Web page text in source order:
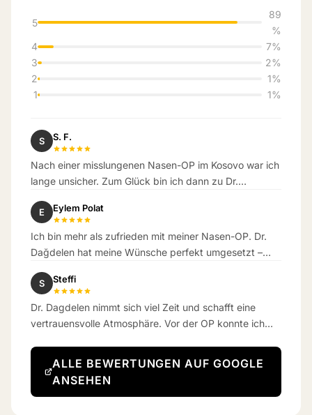
5
89
%
4
7%
3
2%
2
1%
1
1%
S S. F.
Nach einer misslungenen Nasen-OP im Kosovo war ich
lange unsicher. Zum Glück bin ich dann zu Dr.
Erwartungen übertroffen.
E Eylem Polat
Ich bin mehr als zufrieden mit meiner Nasen-OP. Dr.
Dağdelen hat meine Wünsche perfekt umgesetzt –
S Steffi
Dr. Dagdelen nimmt sich viel Zeit und schafft eine
vertrauensvolle Atmosphäre. Vor der OP konnte ich
bekomme ich richtig gut Luft.
ALLE BEWERTUNGEN AUF GOOGLE
ANSEHEN